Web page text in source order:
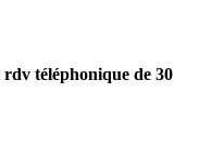
rdv téléphonique de 30